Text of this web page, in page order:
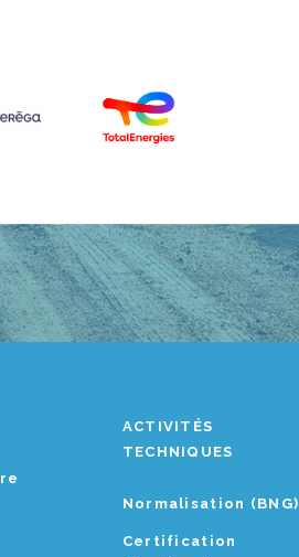
ACTIVITÉS
TECHNIQUES
Normalisation (BNG)
Certification